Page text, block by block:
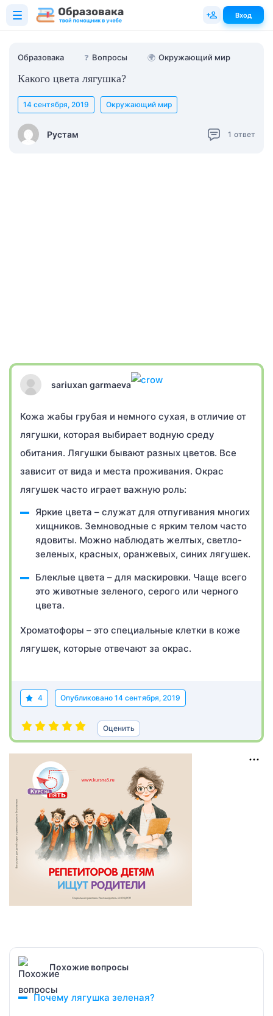
Образовака ❓ Вопросы 🌍 Окружающий мир
Какого цвета лягушка?
Рустам
14 сентября, 2019 Окружающий мир
1 ответ
sariuxan garmaeva
Кожа жабы грубая и немного сухая, в отличие от
лягушки, которая выбирает водную среду
обитания. Лягушки бывают разных цветов. Все
зависит от вида и места проживания. Окрас
лягушек часто играет важную роль:
Яркие цвета – служат для отпугивания многих
хищников. Земноводные с ярким телом часто
ядовиты. Можно наблюдать желтых, светло-
зеленых, красных, оранжевых, синих лягушек.
Блеклые цвета – для маскировки. Чаще всего
это животные зеленого, серого или черного
цвета.
Хроматофоры – это специальные клетки в коже
лягушек, которые отвечают за окрас.
4 Опубликовано 14 сентября, 2019
Оценить
Похожие вопросы
Почему лягушка зеленая?
Вход